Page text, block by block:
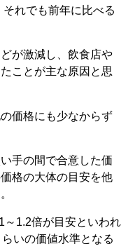
れでも前年に比べる
が激減し、飲食店や
ことが主な原因と思
価格にも少なからず
手の間で合意した価
格の大体の目安を他
1.2倍が目安といわれ
いの価値水準となる